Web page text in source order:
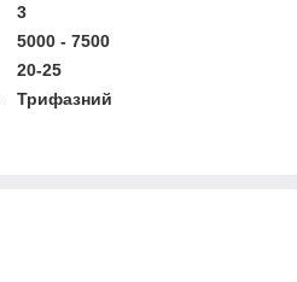
3
5000 - 7500
20-25
Трифазний